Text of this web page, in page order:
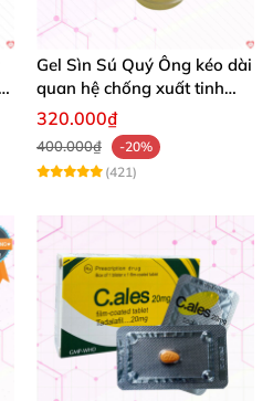
Gel Sìn Sú Quý Ông kéo dài
quan hệ chống xuất tinh
nhanh
320.000₫
400.000₫
-20%
(421)